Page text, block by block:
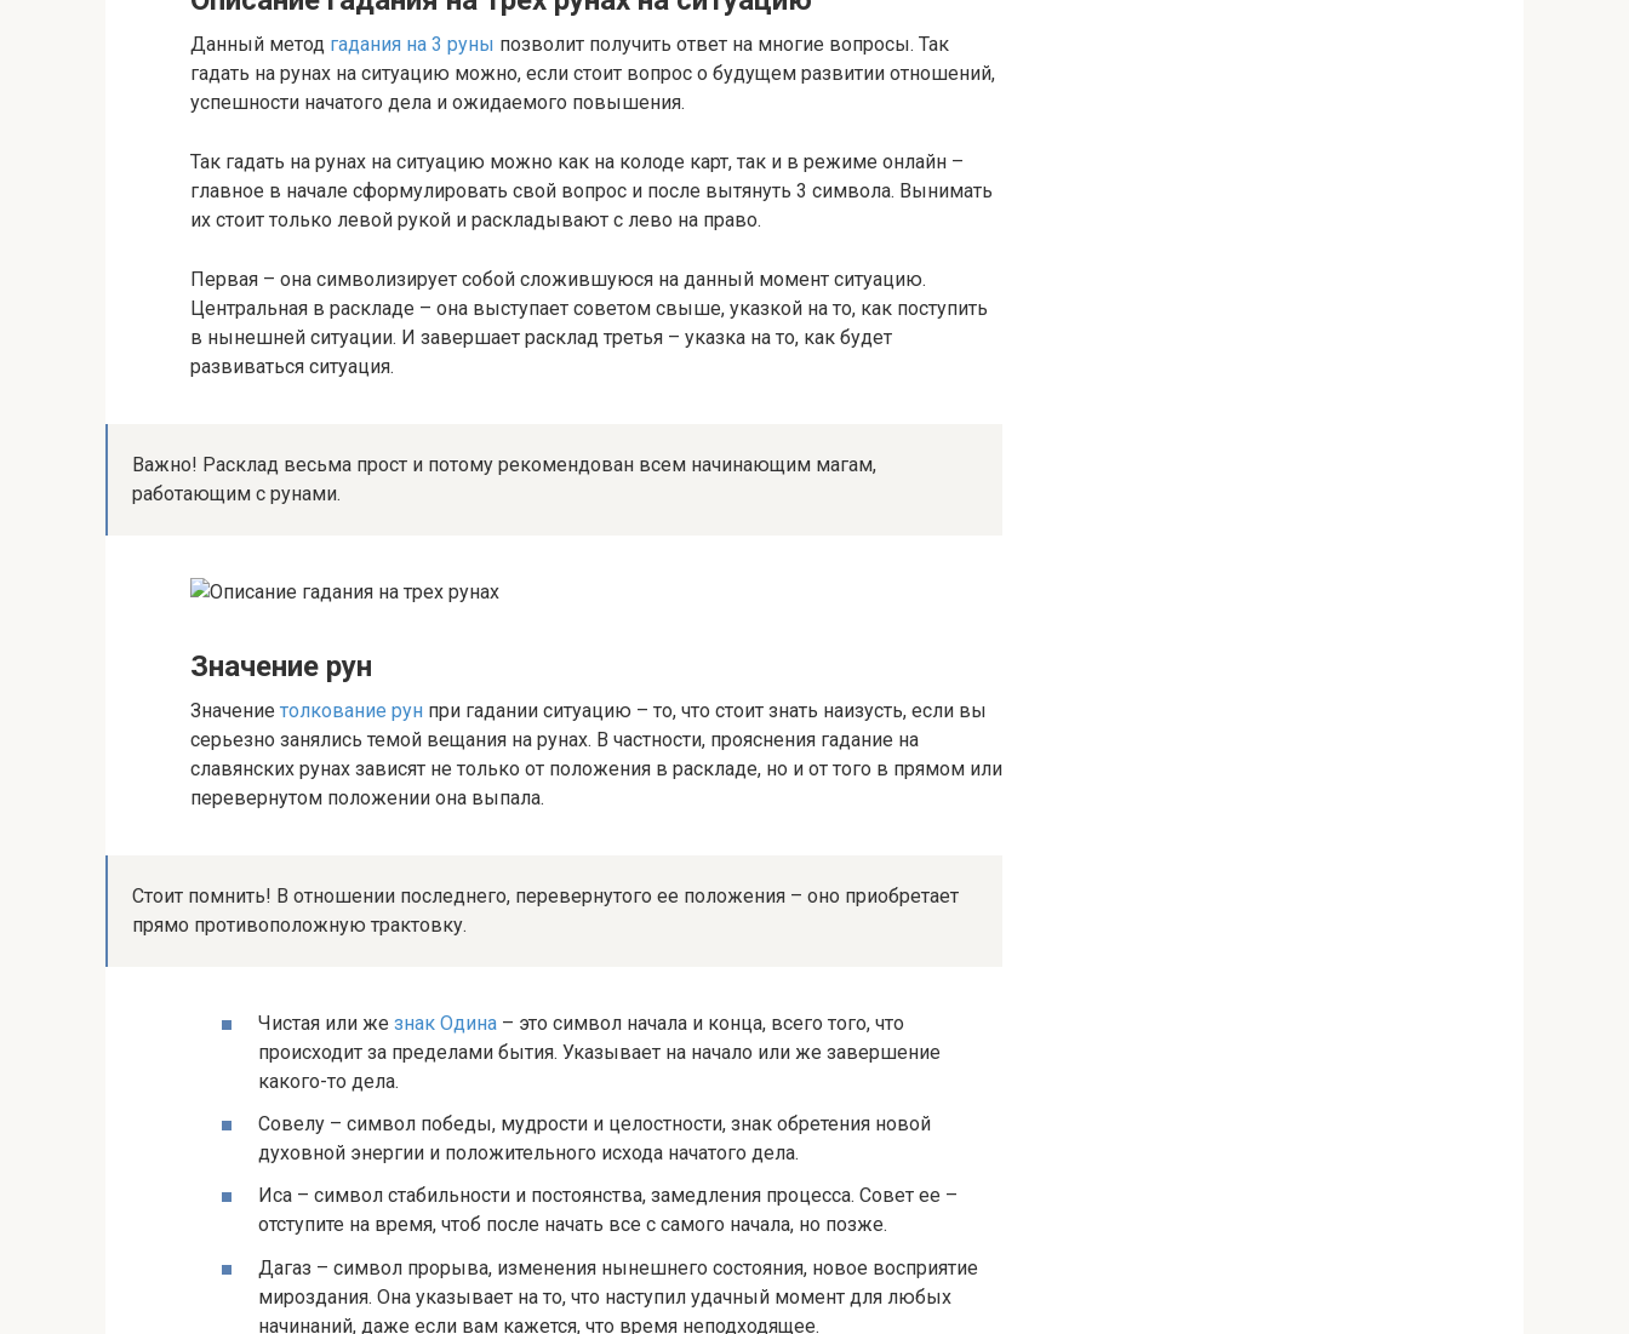
Данный метод гадания на 3 руны позволит получить ответ на многие вопросы. Так
гадать на рунах на ситуацию можно, если стоит вопрос о будущем развитии отношений,
успешности начатого дела и ожидаемого повышения.
Так гадать на рунах на ситуацию можно как на колоде карт, так и в режиме онлайн –
главное в начале сформулировать свой вопрос и после вытянуть 3 символа. Вынимать
их стоит только левой рукой и раскладывают с лево на право.
Первая – она символизирует собой сложившуюся на данный момент ситуацию.
Центральная в раскладе – она выступает советом свыше, указкой на то, как поступить
в нынешней ситуации. И завершает расклад третья – указка на то, как будет
развиваться ситуация.
Важно! Расклад весьма прост и потому рекомендован всем начинающим магам,
работающим с рунами.
Значение рун
Значение толкование рун при гадании ситуацию – то, что стоит знать наизусть, если вы
серьезно занялись темой вещания на рунах. В частности, прояснения гадание на
славянских рунах зависят не только от положения в раскладе, но и от того в прямом или
перевернутом положении она выпала.
Стоит помнить! В отношении последнего, перевернутого ее положения – оно приобретает
прямо противоположную трактовку.
Чистая или же знак Одина – это символ начала и конца, всего того, что
происходит за пределами бытия. Указывает на начало или же завершение
какого-то дела.
Совелу – символ победы, мудрости и целостности, знак обретения новой
духовной энергии и положительного исхода начатого дела.
Иса – символ стабильности и постоянства, замедления процесса. Совет ее –
отступите на время, чтоб после начать все с самого начала, но позже.
Дагаз – символ прорыва, изменения нынешнего состояния, новое восприятие
мироздания. Она указывает на то, что наступил удачный момент для любых
начинаний, даже если вам кажется, что время неподходящее.